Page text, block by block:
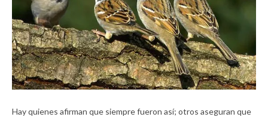
Hay quienes afirman que siempre fueron así; otros aseguran que